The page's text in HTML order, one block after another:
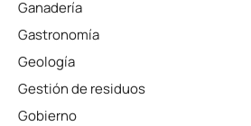
Ganadería
Gastronomía
Geología
Gestión de residuos
Gobierno